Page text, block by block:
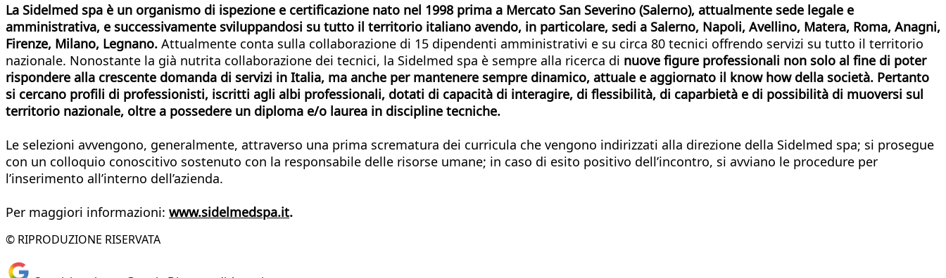
La Sidelmed spa è un organismo di ispezione e certificazione nato nel 1998 prima a Mercato San Severino (Salerno), attualmente sede legale e
amministrativa, e successivamente sviluppandosi su tutto il territorio italiano avendo, in particolare, sedi a Salerno, Napoli, Avellino, Matera, Roma, Anagni,
Firenze, Milano, Legnano. Attualmente conta sulla collaborazione di 15 dipendenti amministrativi e su circa 80 tecnici offrendo servizi su tutto il territorio
nazionale. Nonostante la già nutrita collaborazione dei tecnici, la Sidelmed spa è sempre alla ricerca di nuove figure professionali non solo al fine di poter
rispondere alla crescente domanda di servizi in Italia, ma anche per mantenere sempre dinamico, attuale e aggiornato il know how della società. Pertanto
si cercano profili di professionisti, iscritti agli albi professionali, dotati di capacità di interagire, di flessibilità, di caparbietà e di possibilità di muoversi sul
territorio nazionale, oltre a possedere un diploma e/o laurea in discipline tecniche.
Le selezioni avvengono, generalmente, attraverso una prima scrematura dei curricula che vengono indirizzati alla direzione della Sidelmed spa; si prosegue
con un colloquio conoscitivo sostenuto con la responsabile delle risorse umane; in caso di esito positivo dell’incontro, si avviano le procedure per
l’inserimento all’interno dell’azienda.
Per maggiori informazioni: www.sidelmedspa.it.
© RIPRODUZIONE RISERVATA